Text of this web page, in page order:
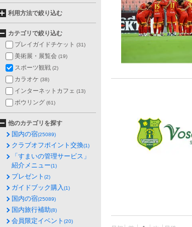
利用方法で絞り込む
カテゴリで絞り込む
プレイガイドチケット (31)
美術展・展覧会 (19)
スポーツ観戦 (2)
カラオケ (38)
インターネットカフェ (13)
ボウリング (61)
他のカテゴリを探す
国内の宿(25089)
クラブオフポイント交換(1)
「すまいの管理サービス」
紹介メニュー(1)
プレゼント (2)
ガイドブック購入(1)
国内の宿(25089)
国内旅行補助(8)
会員限定イベント (20)